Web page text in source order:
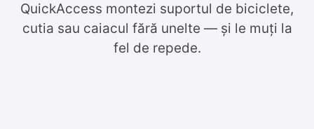
QuickAccess montezi suportul de biciclete,
cutia sau caiacul fără unelte — și le muți la
fel de repede.